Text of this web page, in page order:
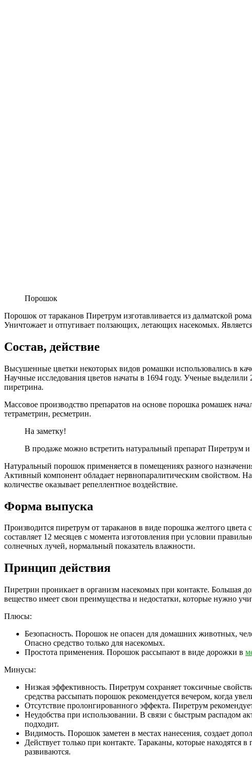
Порошок
Порошок от тараканов Пиретрум изготавливается из далматской
Уничтожает и отпугивает ползающих, летающих насекомых.
Состав, действие
Высушенные цветки некоторых видов ромашки использовались в
Научные исследования цветов начаты в 1694 году. Ученые
пиретрина.
Массовое производство препаратов на основе порошка ромашек
тетраметрин, ресметрин.
На заметку!
В продаже можно встретить натуральный препарат Пиретрум
Натуральный порошок применяется в помещениях разного
Активный компонент обладает нервнопаралитическим свойством.
количестве оказывает репеллентное воздействие.
Форма выпуска
Производится пиретрум от тараканов в виде порошка желтого
составляет 12 месяцев с момента изготовления при условии
солнечных лучей, нормальный показатель влажности.
Принцип действия
Пиретрин проникает в организм насекомых при контакте. Большая
вещество имеет свои преимущества и недостатки, которые нужно
Плюсы:
Безопасность. Порошок не опасен для домашних животных,
Опасно средство только для насекомых.
Простота применения. Порошок рассыпают в виде дорожки в
Минусы:
Низкая эффективность. Пиретрум сохраняет токсичные
средства рассыпать порошок рекомендуется вечером, когда
Отсутствие пролонгированного эффекта. Пиретрум
Неудобства при использовании. В связи с быстрым распадом
подходит.
Видимость. Порошок заметен в местах нанесения, создает
Действует только при контакте. Тараканы, которые
развиваются.